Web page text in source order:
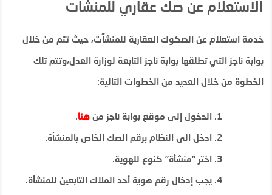
الاستعلام عن صك عقاري للمنشآت
خدمة استعلام عن الصكوك العقارية للمنشآت، حيث تتم من خلال
بوابة ناجز التي تطلقها بوابة ناجز التابعة لوزارة العدل،وتتم تلك
الخطوة من خلال العديد من الخطوات التالية:
الدخول إلى موقع بوابة ناجز منهنا.
ادخل إلى النظام برقم الصك الخاص بالمنشأة.
اختر “منشأة” كنوع للهوية.
يجب إدخال رقم هوية أحد الملاك التابعين للمنشأة.